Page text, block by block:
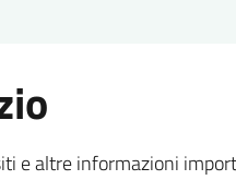
e altre informazioni